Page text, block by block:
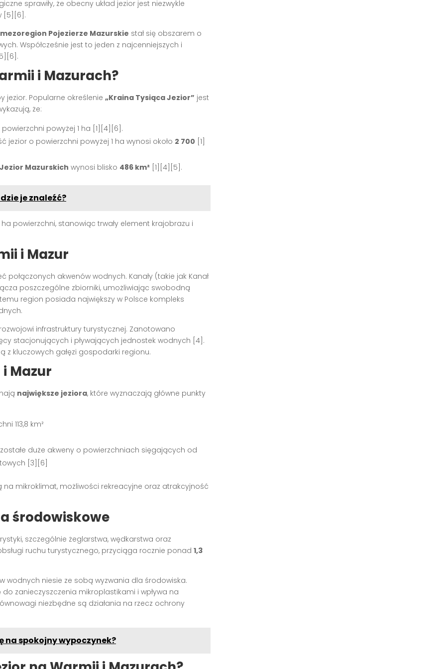
sprawiły, że obecny układ jezior jest niezwykle
[5][6] .
mezoregion Pojezierze Mazurskie stał się obszarem o
Współcześnie jest to jeden z najcenniejszych i
.
i Mazurach?
jezior. Popularne określenie „Kraina Tysiąca Jezior” jest
że:
powyżej 1 ha [1][4][6] .
jezior o powierzchni powyżej 1 ha wynosi około 2 700 [1]
Mazurskich wynosi blisko 486 km² [1][4][5] .
je znaleźć?
powierzchni, stanowiąc trwały element krajobrazu i
i Mazur
akwenów wodnych. Kanały (takie jak Kanał
poszczególne zbiorniki, umożliwiając swobodną
temu region posiada największy w Polsce kompleks
infrastruktury turystycznej. Zanotowano
stacjonujących i pływających jednostek wodnych [4] .
z kluczowych gałęzi gospodarki regionu.
Mazur
największe jeziora, które wyznaczają główne punkty
113,8 km²
duże akweny o powierzchniach sięgających od
[3][6]
na mikroklimat, możliwości rekreacyjne oraz atrakcyjność
środowiskowe
szczególnie żeglarstwa, wędkarstwa oraz
ruchu turystycznego, przyciąga rocznie ponad 1,3
wodnych niesie ze sobą wyzwania dla środowiska.
zanieczyszczenia mikroplastikami i wpływa na
niezbędne są działania na rzecz ochrony
na spokojny wypoczynek?